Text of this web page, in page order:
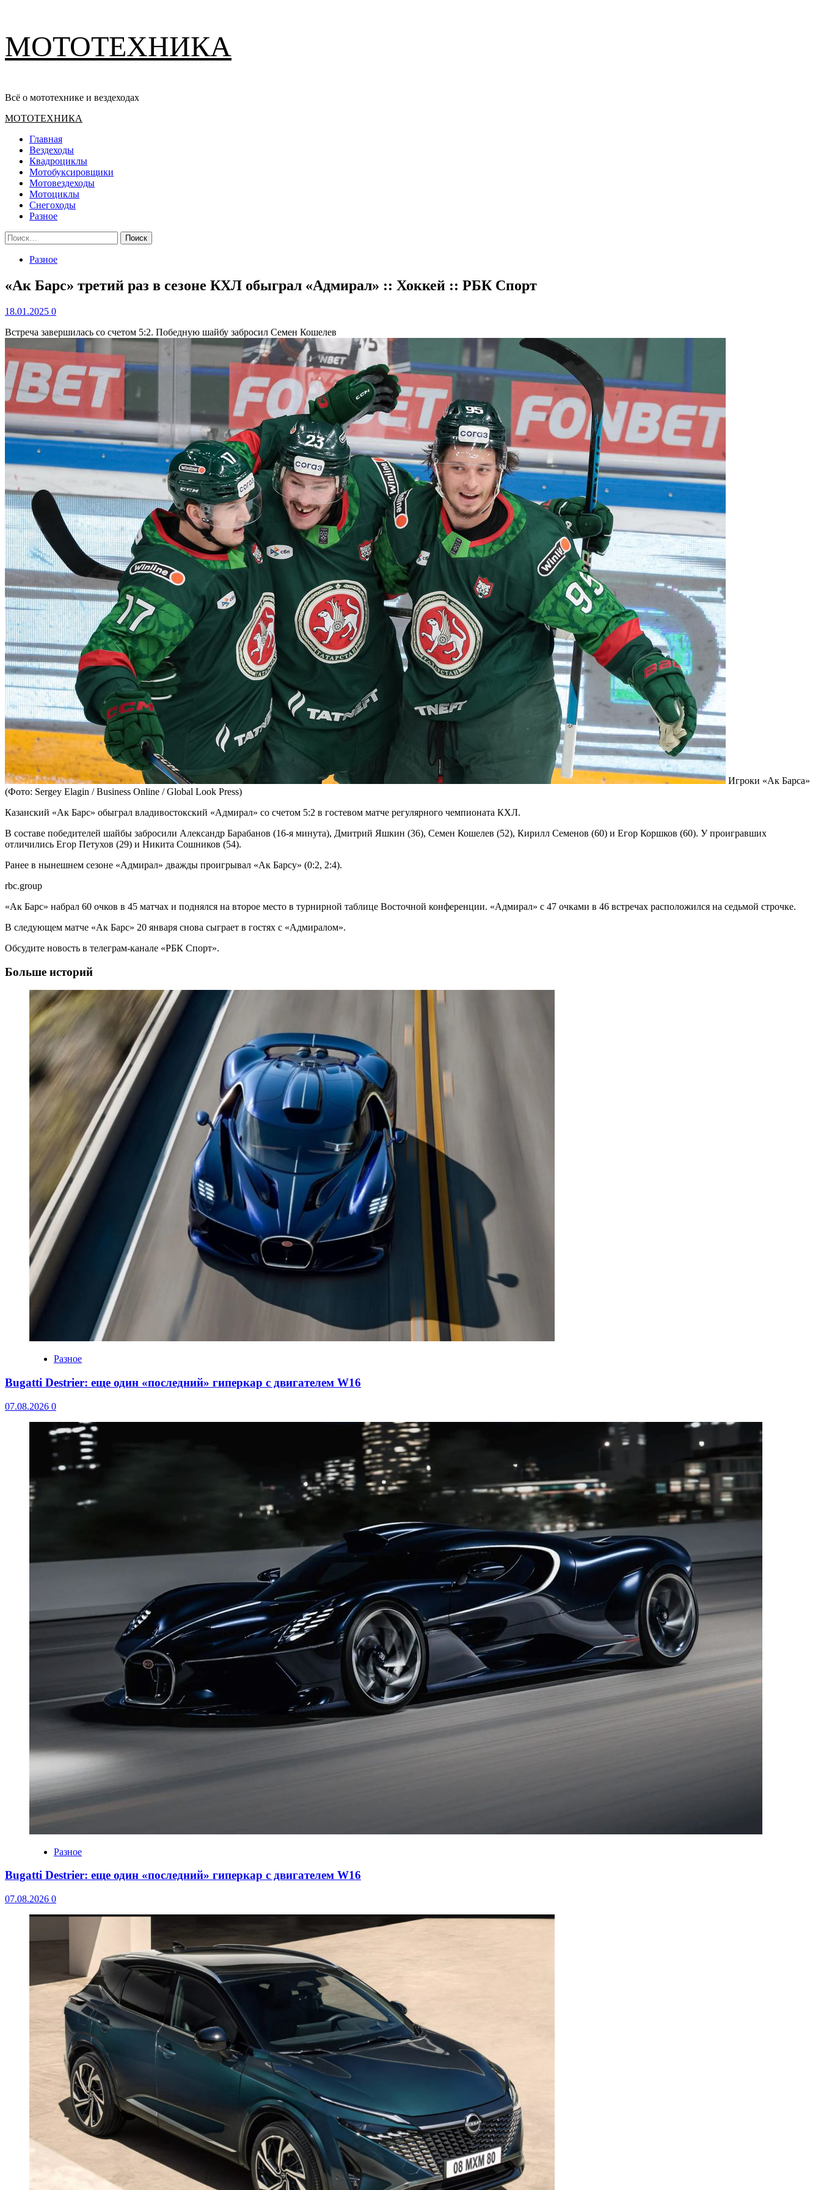
содержимому
МОТОТЕХНИКА
Всё о мототехнике и вездеходах
Основное
МОТОТЕХНИКА
Главная
Вездеходы
Квадроциклы
Мотобуксировщики
Мотовездеходы
Мотоциклы
Снегоходы
Разное
Найти:
Разное
«Ак Барс» третий раз в сезоне КХЛ обыграл «Адмирал» :: Хоккей :: РБК Спорт
18.01.2025 0
Встреча завершилась со счетом 5:2. Победную шайбу забросил Семен Кошелев
Игроки «Ак Барса»
(Фото: Sergey Elagin / Business Online / Global Look Press)
Казанский «Ак Барс» обыграл владивостокский «Адмирал» со счетом 5:2 в гостевом матче регулярного чемпионата КХЛ.
В составе победителей шайбы забросили Александр Барабанов (16-я минута), Дмитрий Яшкин (36), Семен Кошелев (52), Кирилл Семенов (60) и Егор Коршков (60). У проигравших
отличились Егор Петухов (29) и Никита Сошников (54).
Ранее в нынешнем сезоне «Адмирал» дважды проигрывал «Ак Барсу» (0:2, 2:4).
rbc.group
«Ак Барс» набрал 60 очков в 45 матчах и поднялся на второе место в турнирной таблице Восточной конференции. «Адмирал» с 47 очками в 46 встречах расположился на седьмой строчке.
В следующем матче «Ак Барс» 20 января снова сыграет в гостях с «Адмиралом».
Обсудите новость в телеграм-канале «РБК Спорт».
Больше историй
Разное
Bugatti Destrier: еще один «последний» гиперкар с двигателем W16
07.08.2026 0
Разное
Bugatti Destrier: еще один «последний» гиперкар с двигателем W16
07.08.2026 0